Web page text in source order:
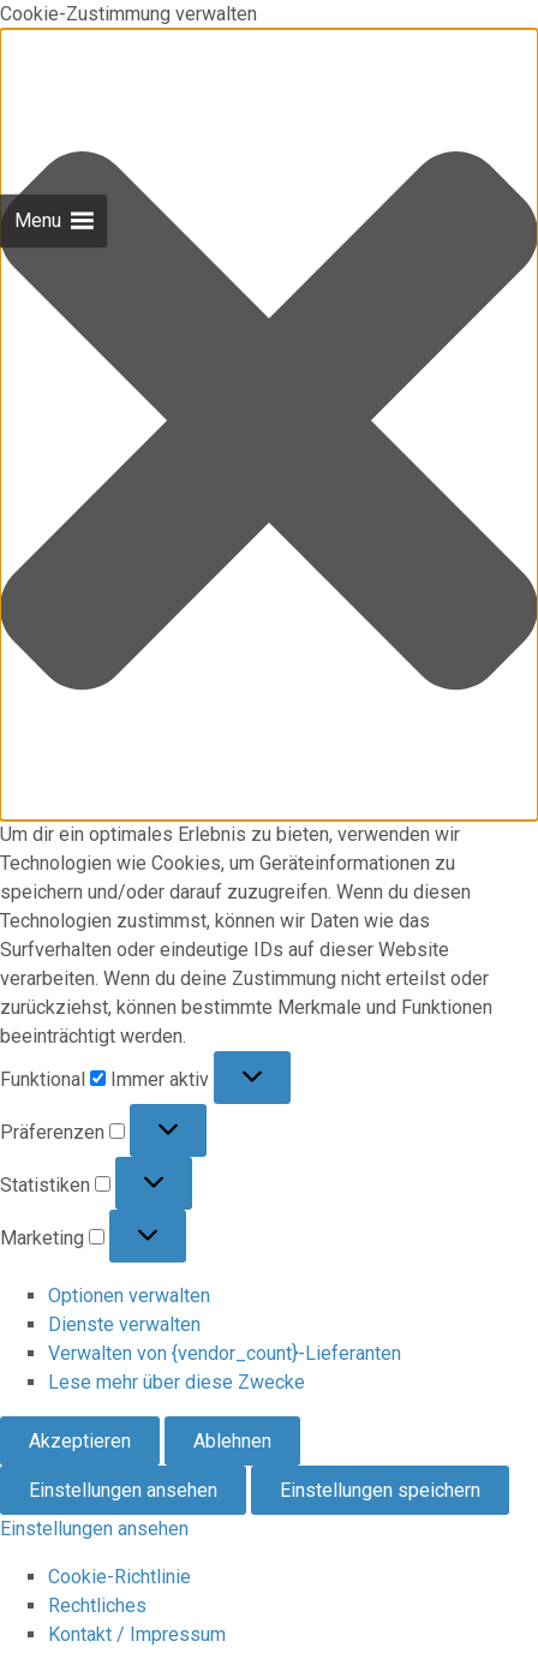
Cookie-Zustimmung verwalten
Um dir ein optimales Erlebnis zu bieten, verwenden wir
Technologien wie Cookies, um Geräteinformationen zu
speichern und/oder darauf zuzugreifen. Wenn du diesen
Technologien zustimmst, können wir Daten wie das
Surfverhalten oder eindeutige IDs auf dieser Website
verarbeiten. Wenn du deine Zustimmung nicht erteilst oder
zurückziehst, können bestimmte Merkmale und Funktionen
beeinträchtigt werden.
Funktional
Immer aktiv
Präferenzen
Statistiken
Marketing
Optionen verwalten
Dienste verwalten
Verwalten von {vendor_count}-Lieferanten
Lese mehr über diese Zwecke
Akzeptieren Ablehnen
Einstellungen ansehen
Einstellungen speichern
Einstellungen ansehen
Cookie-Richtlinie
Rechtliches
Kontakt / Impressum
Menu